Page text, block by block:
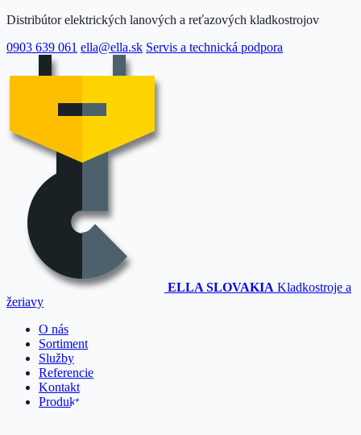
Distribútor elektrických lanových a reťazových kladkostrojov
0903 639 061 ella@ella.sk Servis a technická podpora
ELLA SLOVAKIA Kladkostroje a
žeriavy
O nás
Sortiment
Služby
Referencie
Kontakt
Produkty